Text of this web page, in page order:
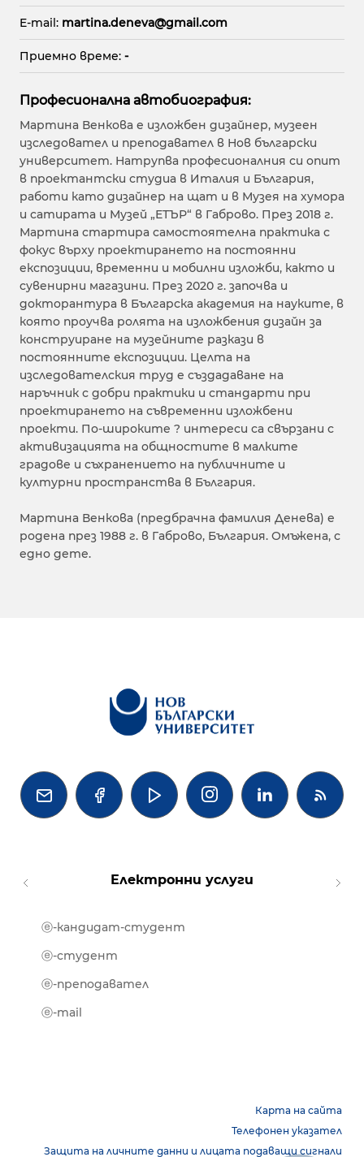
E-mail: martina.deneva@gmail.com
Приемно време: -
Професионална автобиография:
Мартина Венкова е изложбен дизайнер, музеен
изследовател и преподавател в Нов български
университет. Натрупва професионалния си опит
в проектантски студиа в Италия и България,
работи като дизайнер на щат и в Музея на хумора
и сатирата и Музей „ЕТЪР“ в Габрово. През 2018 г.
Мартина стартира самостоятелна практика с
фокус върху проектирането на постоянни
експозиции, временни и мобилни изложби, както и
сувенирни магазини. През 2020 г. започва и
докторантура в Българска академия на науките, в
която проучва ролята на изложбения дизайн за
конструиране на музейните разкази в
постоянните експозиции. Целта на
изследователския труд е създадаване на
наръчник с добри практики и стандарти при
проектирането на съвременни изложбени
проекти. По-широките ? интереси са свързани с
активизацията на общностите в малките
градове и съхранението на публичните и
културни пространства в България.
Мартина Венкова (предбрачна фамилия Денева) е
родена през 1988 г. в Габрово, България. Омъжена, с
едно дете.
   
Електронни услуги
ⓔ-кандидат-студент
ⓔ-студент
ⓔ-преподавател
ⓔ-mail
Карта на сайта
Телефонен указател
Защита на личните данни и лицата подаващи сигнали